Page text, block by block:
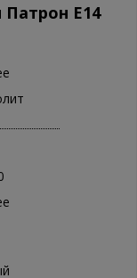
Патрон Е14